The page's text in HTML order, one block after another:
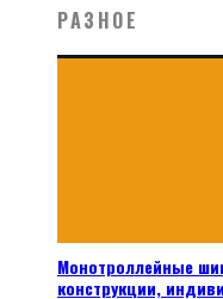
РАЗНОЕ
Монотроллейные
конструкции,